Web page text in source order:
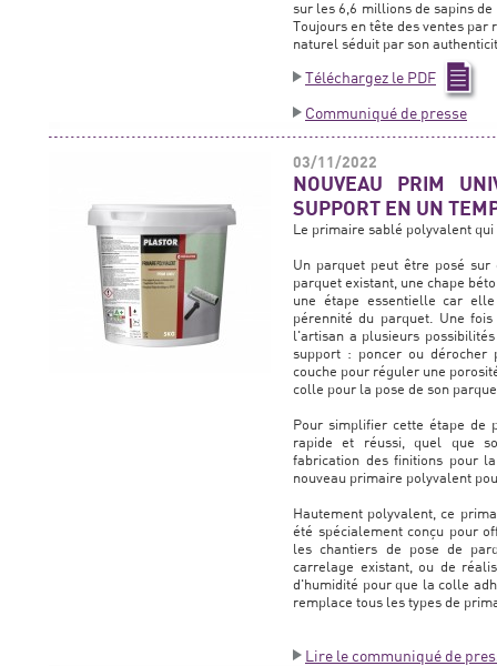
sur les 6,6 millions de sapins
Toujours en tête des ventes par
naturel séduit par son
Téléchargez le PDF
Communiqué de presse
03/11/2022
NOUVEAU PRIM
SUPPORT EN UN
Le primaire sablé polyvalent
Un parquet peut être posé
parquet existant, une chape
une étape essentielle car
pérennité du parquet. Une
l'artisan a plusieurs
support : poncer ou
couche pour réguler une
colle pour la pose de son
Pour simplifier cette étape de
rapide et réussi, quel que
fabrication des finitions pour
nouveau primaire polyvalent
Hautement polyvalent, ce
été spécialement conçu pour
les chantiers de pose de
carrelage existant, ou de
d'humidité pour que la colle
remplace tous les types de
Lire le communiqué de